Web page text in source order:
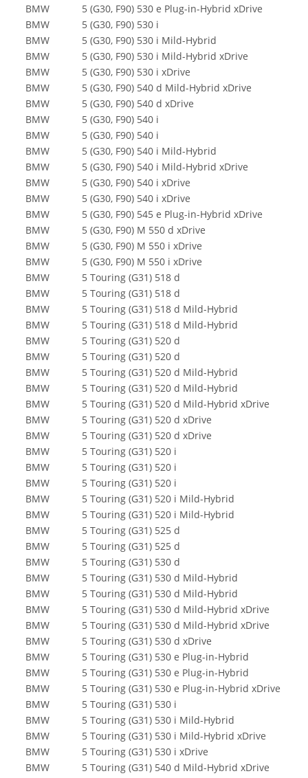
BMW
5 (G30, F90) 530 e Plug-in-Hybrid xDrive
BMW
5 (G30, F90) 530 i
BMW
5 (G30, F90) 530 i Mild-Hybrid
BMW
5 (G30, F90) 530 i Mild-Hybrid xDrive
BMW
5 (G30, F90) 530 i xDrive
BMW
5 (G30, F90) 540 d Mild-Hybrid xDrive
BMW
5 (G30, F90) 540 d xDrive
BMW
5 (G30, F90) 540 i
BMW
5 (G30, F90) 540 i
BMW
5 (G30, F90) 540 i Mild-Hybrid
BMW
5 (G30, F90) 540 i Mild-Hybrid xDrive
BMW
5 (G30, F90) 540 i xDrive
BMW
5 (G30, F90) 540 i xDrive
BMW
5 (G30, F90) 545 e Plug-in-Hybrid xDrive
BMW
5 (G30, F90) M 550 d xDrive
BMW
5 (G30, F90) M 550 i xDrive
BMW
5 (G30, F90) M 550 i xDrive
BMW
5 Touring (G31) 518 d
BMW
5 Touring (G31) 518 d
BMW
5 Touring (G31) 518 d Mild-Hybrid
BMW
5 Touring (G31) 518 d Mild-Hybrid
BMW
5 Touring (G31) 520 d
BMW
5 Touring (G31) 520 d
BMW
5 Touring (G31) 520 d Mild-Hybrid
BMW
5 Touring (G31) 520 d Mild-Hybrid
BMW
5 Touring (G31) 520 d Mild-Hybrid xDrive
BMW
5 Touring (G31) 520 d xDrive
BMW
5 Touring (G31) 520 d xDrive
BMW
5 Touring (G31) 520 i
BMW
5 Touring (G31) 520 i
BMW
5 Touring (G31) 520 i
BMW
5 Touring (G31) 520 i Mild-Hybrid
BMW
5 Touring (G31) 520 i Mild-Hybrid
BMW
5 Touring (G31) 525 d
BMW
5 Touring (G31) 525 d
BMW
5 Touring (G31) 530 d
BMW
5 Touring (G31) 530 d Mild-Hybrid
BMW
5 Touring (G31) 530 d Mild-Hybrid
BMW
5 Touring (G31) 530 d Mild-Hybrid xDrive
BMW
5 Touring (G31) 530 d Mild-Hybrid xDrive
BMW
5 Touring (G31) 530 d xDrive
BMW
5 Touring (G31) 530 e Plug-in-Hybrid
BMW
5 Touring (G31) 530 e Plug-in-Hybrid
BMW
5 Touring (G31) 530 e Plug-in-Hybrid xDrive
BMW
5 Touring (G31) 530 i
BMW
5 Touring (G31) 530 i Mild-Hybrid
BMW
5 Touring (G31) 530 i Mild-Hybrid xDrive
BMW
5 Touring (G31) 530 i xDrive
BMW
5 Touring (G31) 540 d Mild-Hybrid xDrive